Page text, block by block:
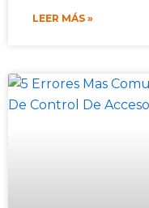
LEER MÁS »